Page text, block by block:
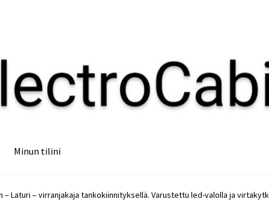
Minun tilini
– Laturi – virranjakaja tankokiinnityksellä. Varustettu led-valolla ja